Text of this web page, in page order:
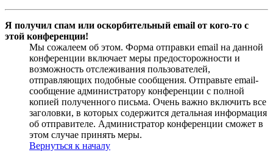
Я получил спам или оскорбительный email от кого-то с
этой конференции!
Мы сожалеем об этом. Форма отправки email на данной
конференции включает меры предосторожности и
возможность отслеживания пользователей,
отправляющих подобные сообщения. Отправьте email-
сообщение администратору конференции с полной
копией полученного письма. Очень важно включить все
заголовки, в которых содержится детальная информация
об отправителе. Администратор конференции сможет в
этом случае принять меры.
Вернуться к началу